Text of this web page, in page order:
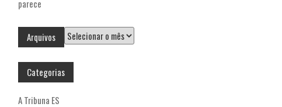
parece
Arquivos Arquivos
Categorias
A Tribuna ES